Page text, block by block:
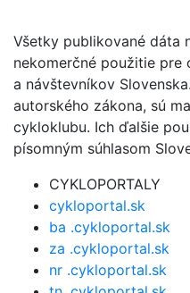
Všetky publikované dáta
nekomerčné použitie pre
a návštevníkov
autorského zákona, sú
cykloklubu. Ich ďalšie
písomným súhlasom
CYKLOPORTALY
cykloportal.sk
ba .cykloportal.sk
za .cykloportal.sk
nr .cykloportal.sk